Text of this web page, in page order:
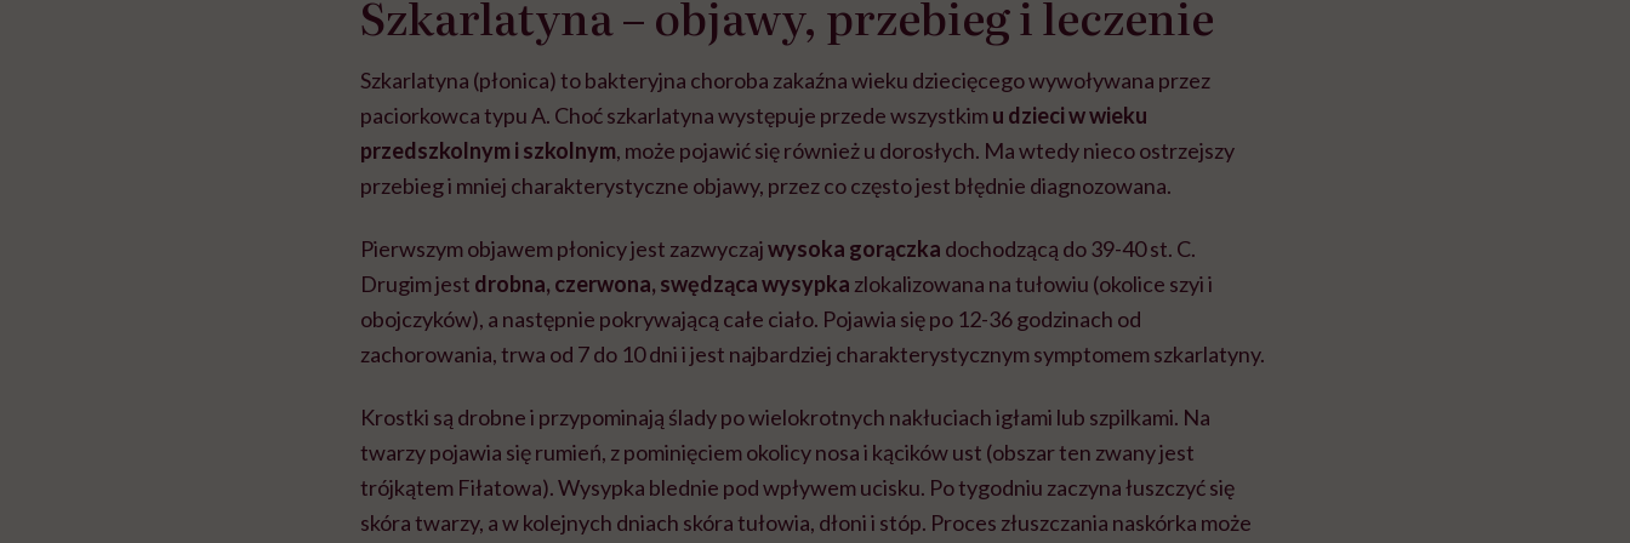
Szkarlatyna – objawy, przebieg i leczenie
Szkarlatyna (płonica) tobakteryjna choroba zakaźna wieku dziecięcego wywoływana przez
paciorkowca typu A. Choć szkarlatyna występuje przede wszystkimu dzieci w wieku
przedszkolnym i szkolnym, może pojawić się również u dorosłych. Ma wtedy nieco ostrzejszy
przebieg i mniej charakterystyczne objawy, przez co często jest błędnie diagnozowana.
Pierwszym objawem płonicy jest zazwyczajwysoka gorączka dochodzącą do 39-40 st. C.
Drugim jest drobna, czerwona, swędzącawysypka zlokalizowana na tułowiu (okolice szyi i
obojczyków), a następnie pokrywającą całe ciało. Pojawia się po 12-36 godzinach od
zachorowania, trwa od 7 do 10 dni i jest najbardziej charakterystycznym symptomem szkarlatyny.
Krostki są drobne i przypominają ślady po wielokrotnych nakłuciach igłami lub szpilkami. Na
twarzy pojawia się rumień, z pominięciem okolicy nosa i kącików ust (obszar ten zwany jest
trójkątem Fiłatowa). Wysypka blednie pod wpływem ucisku. Po tygodniu zaczyna łuszczyć się
skóra twarzy, a w kolejnych dniach skóra tułowia, dłoni i stóp. Proces złuszczania naskórka może